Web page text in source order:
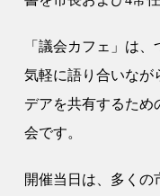
「議会カフェ」は
気軽に語り合いなが
デアを共有するため
会です。
開催当日は、多くの